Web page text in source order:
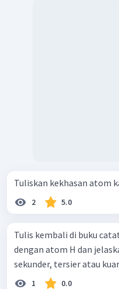
Tuliskan kekhasan atom
2 5.0
Tulis kembali di buku catatan
dengan atom H dan
sekunder, tersier atau
1 0.0